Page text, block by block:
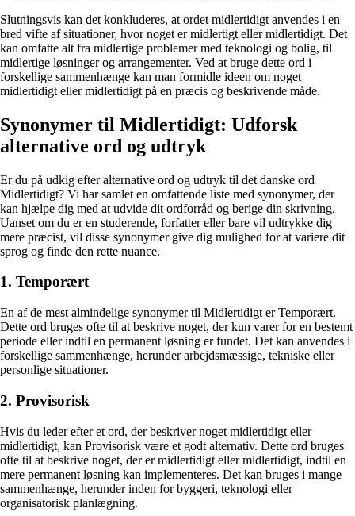
Slutningsvis kan det konkluderes, at ordet midlertidigt anvendes i en
bred vifte af situationer, hvor noget er midlertigt eller midlertidigt. Det
kan omfatte alt fra midlertige problemer med teknologi og bolig, til
midlertige løsninger og arrangementer. Ved at bruge dette ord i
forskellige sammenhænge kan man formidle ideen om noget
midlertidigt eller midlertidigt på en præcis og beskrivende måde.
Synonymer til Midlertidigt: Udforsk
alternative ord og udtryk
Er du på udkig efter alternative ord og udtryk til det danske ord
Midlertidigt? Vi har samlet en omfattende liste med synonymer, der
kan hjælpe dig med at udvide dit ordforråd og berige din skrivning.
Uanset om du er en studerende, forfatter eller bare vil udtrykke dig
mere præcist, vil disse synonymer give dig mulighed for at variere dit
sprog og finde den rette nuance.
1. Temporært
En af de mest almindelige synonymer til Midlertidigt er Temporært.
Dette ord bruges ofte til at beskrive noget, der kun varer for en bestemt
periode eller indtil en permanent løsning er fundet. Det kan anvendes i
forskellige sammenhænge, herunder arbejdsmæssige, tekniske eller
personlige situationer.
2. Provisorisk
Hvis du leder efter et ord, der beskriver noget midlertidigt eller
midlertidigt, kan Provisorisk være et godt alternativ. Dette ord bruges
ofte til at beskrive noget, der er midlertidigt eller midlertidigt, indtil en
mere permanent løsning kan implementeres. Det kan bruges i mange
sammenhænge, herunder inden for byggeri, teknologi eller
organisatorisk planlægning.